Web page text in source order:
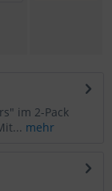
im 2-Pack
mehr